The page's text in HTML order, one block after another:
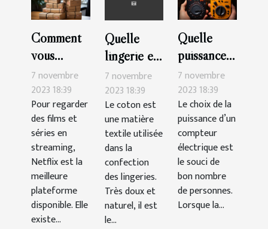
Comment
vous
abonner à
Netflix ?
7 novembre
2023 18:39
Pour regarder
des films et
séries en
streaming,
Netflix est la
meilleure
plateforme
disponible. Elle
existe...
Quelle
lingerie en
coton
choisir ?
7 novembre
2023 18:39
Le coton est
une matière
textile utilisée
dans la
confection
des lingeries.
Très doux et
naturel, il est
le...
Quelle
puissance
de
compteur
choisir ?
7 novembre
2023 18:39
Le choix de la
puissance d’un
compteur
électrique est
le souci de
bon nombre
de personnes.
Lorsque la...